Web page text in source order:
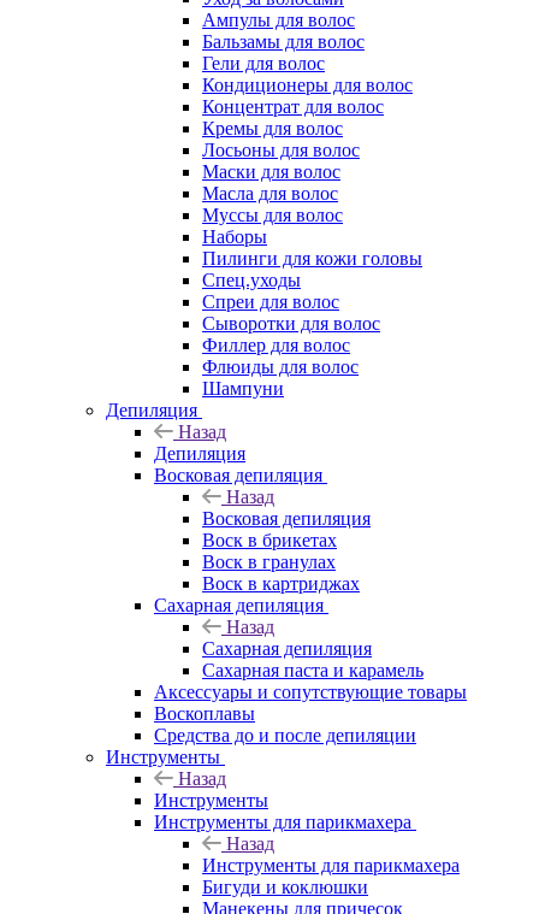
Ампулы для волос
Бальзамы для волос
Гели для волос
Кондиционеры для волос
Концентрат для волос
Кремы для волос
Лосьоны для волос
Маски для волос
Масла для волос
Муссы для волос
Наборы
Пилинги для кожи головы
Спец.уходы
Спреи для волос
Сыворотки для волос
Филлер для волос
Флюиды для волос
Шампуни
Депиляция
Назад
Депиляция
Восковая депиляция
Назад
Восковая депиляция
Воск в брикетах
Воск в гранулах
Воск в картриджах
Сахарная депиляция
Назад
Сахарная депиляция
Сахарная паста и карамель
Аксессуары и сопутствующие товары
Воскоплавы
Средства до и после депиляции
Инструменты
Назад
Инструменты
Инструменты для парикмахера
Назад
Инструменты для парикмахера
Бигуди и коклюшки
Манекены для причесок